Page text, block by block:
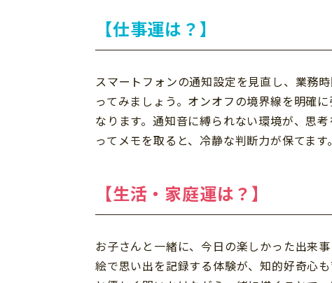
【仕事運は？】
スマートフォンの通知設定を見直し、業務
ってみましょう。オンオフの境界線を明確
なります。通知音に縛られない環境が、思
ってメモを取ると、冷静な判断力が保てます。
【生活・家庭運は？】
お子さんと一緒に、今日の楽しかった出来
絵で思い出を記録する体験が、知的好奇心